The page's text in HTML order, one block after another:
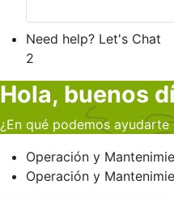
Need help? Let's Chat
2
Hola, buenos
¿En qué podemos ayudarte
Operación y
Operación y